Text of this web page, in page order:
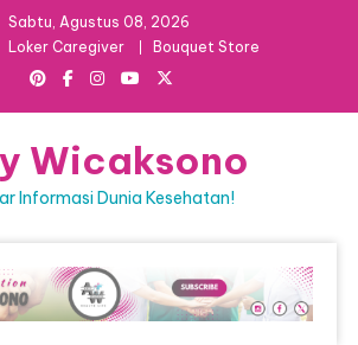
Sabtu, Agustus 08, 2026
Loker Caregiver Bouquet Store
Wicaksono
Informasi Dunia Kesehatan!